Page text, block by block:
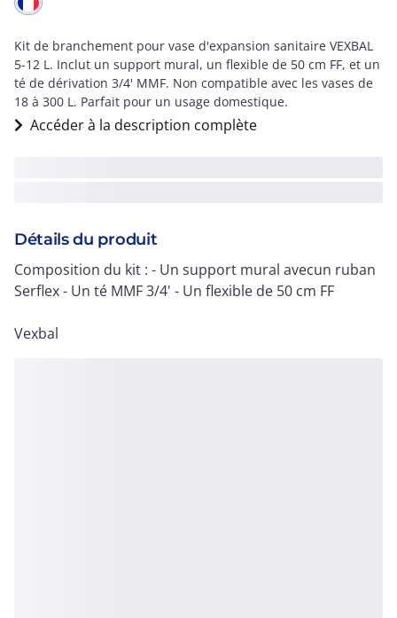
Kit de branchement pour vase d'expansion sanitaire VEXBAL
5-12 L. Inclut un support mural, un flexible de 50 cm FF, et un
té de dérivation 3/4' MMF. Non compatible avec les vases de
18 à 300 L. Parfait pour un usage domestique.
Accéder à la description complète
Détails du produit
Composition du kit : - Un support mural avecun ruban
Serflex - Un té MMF 3/4' - Un flexible de 50 cm FF
Vexbal